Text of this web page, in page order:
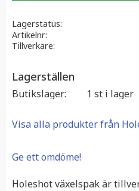
Lagerstatus
Artikelnr
Tillverkare
Lagerställen
Butikslager 1 st i lager
Visa alla produkter från
Ge ett omdöme!
Holeshot växelspak är